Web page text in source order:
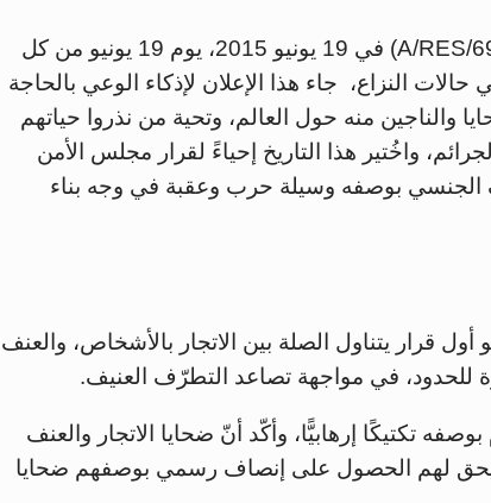
وأعلنت الجمعية العامة للأمم المتحدة (A/RES/69/293) في 19 يونيو 2015، يوم 19 يونيو من كل
النزاع، جاء هذا الإعلان لإذكاء الوعي بالحاجة
والناجين منه حول العالم، وتحية من نذروا حياتهم
واخُتير هذا التاريخ إحياءً لقرار مجلس الأمن
العنف الجنسي بوصفه وسيلة حرب وعقبة في وجه بناء
الأمن القرار 2331 (2016)، وهو أول قرار يتناول الصلة بين الاتجار بالأشخاص، والعنف
للحدود، في مواجهة تصاعد التطرّف العنيف.
تكتيكًا إرهابيًّا، وأكّد أنّ ضحايا الاتجار والعنف
يحق لهم الحصول على إنصاف رسمي بوصفهم ضحايا